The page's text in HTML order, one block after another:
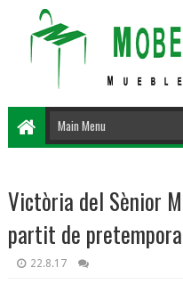
Victòria del Sènior
partit de
22.8.17